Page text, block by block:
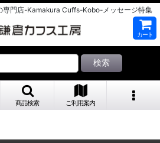
専門店-Kamakura Cuffs-Kobo-メッセージ特集
カート
検索
商品検索 ご利用案内